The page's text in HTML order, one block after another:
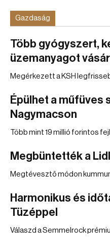
Gazdaság
Több gyógyszert,
üzemanyagot
Megérkezett a KSH
Épülhet a műfüves
Nagymacson
Több mint 19 millió forintos
Megbüntették a
Megtévesztő módon
Harmonikus és
Tüzéppel
Válaszd a Semmelrock